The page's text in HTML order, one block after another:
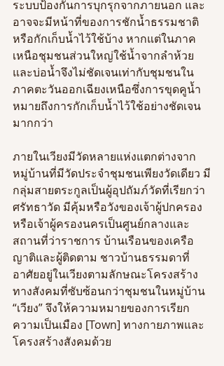
ระบบป้องกันการบุกรุกจากภายนอก และ
อาจจะมีหน้าที่ของการชักน้ำธรรมชาติ
หรือกักเก็บน้ำไว้ใช้บ้าง หากแต่ในภาค
เหนือชุมชนส่วนใหญ่ใช้น้ำจากลำห้วย
และบ่อน้ำจึงไม่ชัดเจนเท่ากับชุมชนใน
ภาคตะวันออกเฉียงเหนือซึ่งการขุดคูน้ำ
หมายถึงการกักเก็บน้ำไว้ใช้อย่างชัดเจน
มากกว่า
ภายในเวียงมีวัดหลายแห่งแตกต่างจาก
หมู่บ้านที่มีวัดประจำชุมชนเพียงวัดเดียว มี
กลุ่มสายตระกูลเป็นผู้อุปถัมภ์วัดที่เรียกว่า
ศรัทธาวัด มีคุ้มหรือวังของเจ้าผู้ปกครอง
หรือเจ้าผู้ครองนครเป็นศูนย์กลางและ
สถานที่ว่าราชการ บ้านเรือนของเครือ
ญาติและผู้ติดตาม ชาวบ้านธรรมดาที่
อาศัยอยู่ในเวียงตามลักษณะโครงสร้าง
ทางสังคมที่ซับซ้อนกว่าชุมชนในหมู่บ้าน
“เวียง” จึงให้ความหมายของการเรียก
ความเป็นเมือง [Town] ทางกายภาพและ
โครงสร้างสังคมด้วย